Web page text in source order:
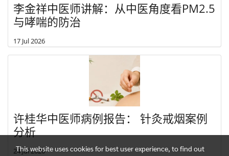
李金祥中医师讲解：从中医角度看PM2.5
与哮喘的防治
17 Jul 2026
许桂华中医师病例报告： 针灸戒烟案例
分析
24 Jul 2026
This website uses cookies for best user experience, to find out